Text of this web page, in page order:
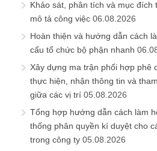
Khảo sát, phân tích và mục đích
mô tả công việc 06.08.2026
Hoàn thiện và hướng dẫn cách
cấu tổ chức bộ phận nhanh
Xây dựng ma trận phối hợp phê
thực hiện, nhận thông tin và
giữa các vị trí 05.08.2026
Tổng hợp hướng dẫn cách làm
thống phân quyền kí duyệt cho
trong công ty 05.08.2026